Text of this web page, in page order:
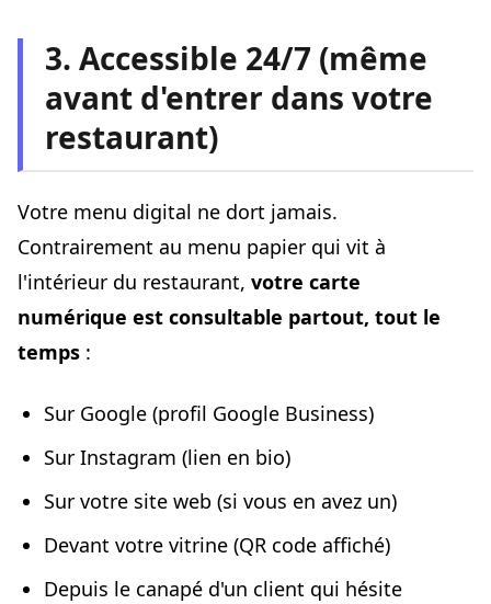
3. Accessible 24/7 (même
avant d'entrer dans votre
restaurant)
Votre menu digital ne dort jamais.
Contrairement au menu papier qui vit à
l'intérieur du restaurant, votre carte
numérique est consultable partout, tout le
temps :
Sur Google (profil Google Business)
Sur Instagram (lien en bio)
Sur votre site web (si vous en avez un)
Devant votre vitrine (QR code affiché)
Depuis le canapé d'un client qui hésite